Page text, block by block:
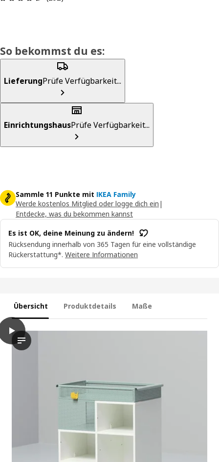
So bekommst du es:
LieferungPrüfe Verfügbarkeit...
EinrichtungshausPrüfe Verfügbarkeit...
Sammle 11 Punkte mit IKEA Family
Werde kostenlos Mitglied oder logge dich ein |
Entdecke, was du bekommen kannst
Es ist OK, deine Meinung zu ändern!
Rücksendung innerhalb von 365 Tagen für eine vollständige
Rückerstattung*. Weitere Informationen
Übersicht Produktdetails Maße
play
Das Video zeigt eine Person in einem sauberen, weißen
ÖVNING Servierwagen, weiß/graugrün, 54x33 cm